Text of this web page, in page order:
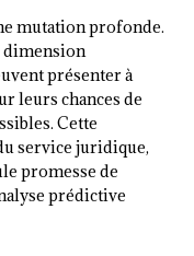
mutation profonde.
dimension
présenter à
leurs chances de
Cette
service juridique,
promesse de
prédictive